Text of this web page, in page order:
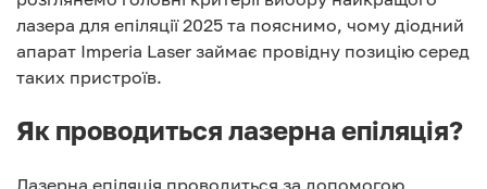
лазера для епіляції 2025 та пояснимо, чому діодний
апарат Imperia Laser займає провідну позицію серед
таких пристроїв.
Як проводиться лазерна епіляція?